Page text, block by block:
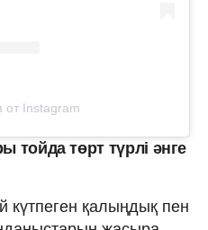
от Instagram
тойда төрт түрлі әнге
күтпеген қалыңдық пен